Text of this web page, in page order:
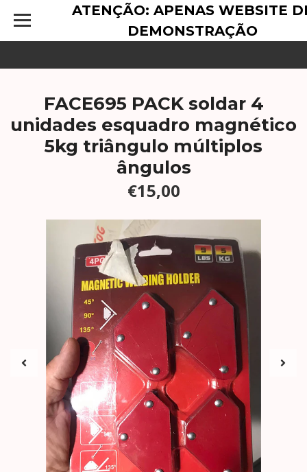
ATENÇÃO: APENAS WEBSITE
DEMONSTRAÇÃO
FACE695 PACK soldar 4
unidades esquadro magnético
5kg triângulo múltiplos
ângulos
€15,00